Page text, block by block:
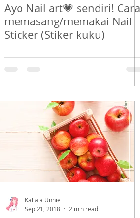
Ayo Nail art💗 sendiri! Cara
memasang/memakai Nail
Sticker (Stiker kuku)
Kallala Unnie
Sep 21, 2018
2 min read